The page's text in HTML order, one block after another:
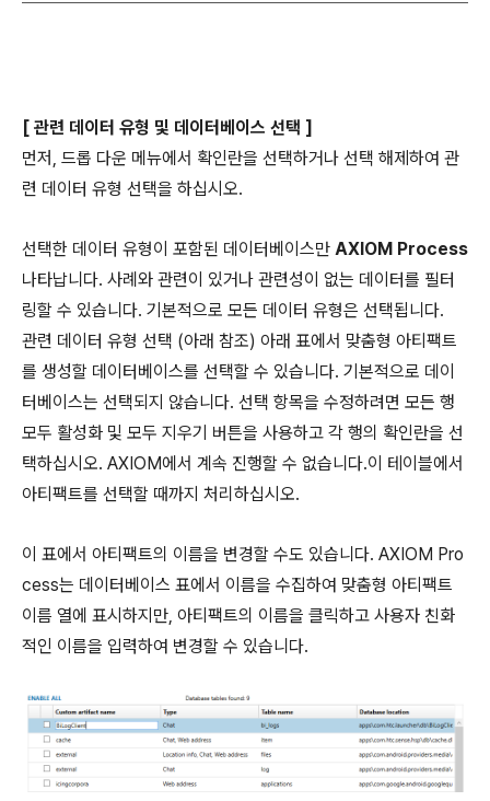
[ 관련 데이터 유형 및 데이터베이스 선택 ]
먼저, 드롭 다운 메뉴에서 확인란을 선택하거나 선택 해제하여 관
련 데이터 유형 선택을 하십시오.
선택한 데이터 유형이 포함된 데이터베이스만 AXIOM Process
나타납니다. 사례와 관련이 있거나 관련성이 없는 데이터를 필터
링할 수 있습니다. 기본적으로 모든 데이터 유형은 선택됩니다.
관련 데이터 유형 선택 (아래 참조) 아래 표에서 맞춤형 아티팩트
를 생성할 데이터베이스를 선택할 수 있습니다. 기본적으로 데이
터베이스는 선택되지 않습니다. 선택 항목을 수정하려면 모든 행
모두 활성화 및 모두 지우기 버튼을 사용하고 각 행의 확인란을 선
택하십시오. AXIOM에서 계속 진행할 수 없습니다.이 테이블에서
아티팩트를 선택할 때까지 처리하십시오.
이 표에서 아티팩트의 이름을 변경할 수도 있습니다. AXIOM Pro
cess는 데이터베이스 표에서 이름을 수집하여 맞춤형 아티팩트
이름 열에 표시하지만, 아티팩트의 이름을 클릭하고 사용자 친화
적인 이름을 입력하여 변경할 수 있습니다.